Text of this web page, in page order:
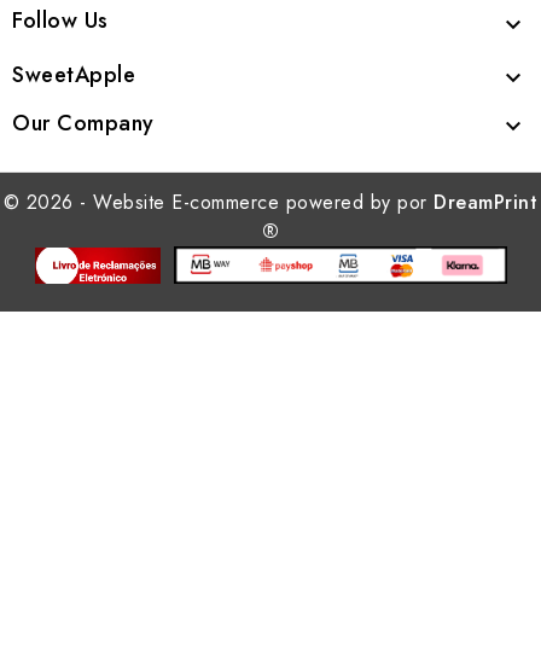
Follow Us 
SweetApple 
Our Company 
© 2026 - Website E-commerce powered by por DreamPrint
®